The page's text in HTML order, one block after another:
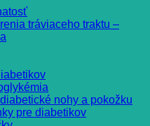
tráviaceho traktu –
nohy a pokožku
pre diabetikov